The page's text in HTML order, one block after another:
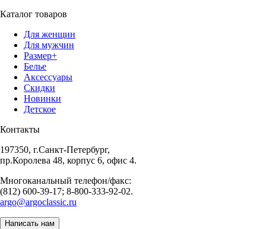
Каталог товаров
Для женщин
Для мужчин
Размер+
Белье
Аксессуары
Скидки
Новинки
Детское
Контакты
197350, г.Санкт-Петербург,
пр.Королева 48, корпус 6, офис 4.
Многоканальный телефон/факс:
(812) 600-39-17; 8-800-333-92-02.
argo@argoclassic.ru
Написать нам